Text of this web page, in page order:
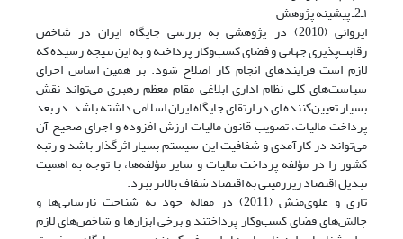
۱ـ2ـ پیشینه پژوهش
ایروانی (2010) در پژوهشی به بررسی جایگاه ایران در شاخص
رقابت‌پذیری جهانی و فضای کسب‌وکار پرداخته و به این نتیجه رسیده که
لازم است فرایندهای انجام کار اصلاح شود. بر همین اساس اجرای
سیاست‌های کلی نظام اداری ابلاغی مقام معظم رهبری می‌تواند نقش
بسیار تعیین‌کننده ای در ارتقای جایگاه ایران اسلامی داشته باشد. در بعد
پرداخت مالیات، تصویب قانون مالیات ارزش افزوده و اجرای صحیح آن
می‌تواند در کارآمدی و شفافیت این سیستم بسیار اثرگذار باشد و رتبه
کشور را در مؤلفه پرداخت مالیات و سایر مؤلفه‌ها، با توجه به اهمیت
تبدیل اقتصاد زیرزمینی به اقتصاد شفاف بالاتر ببرد.
تاری و علوی‌منش (2011) در مقاله خود به شناخت نارسایی‌ها و
چالش‌های فضای کسب‌وکار پرداختند و برخی ابزارها و شاخص‌های لازم